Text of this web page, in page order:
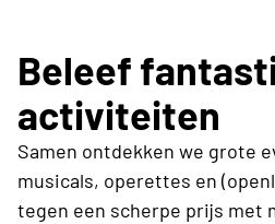
Beleef
activiteiten
Samen ontdekken we grote
musicals, operettes en
tegen een scherpe prijs met